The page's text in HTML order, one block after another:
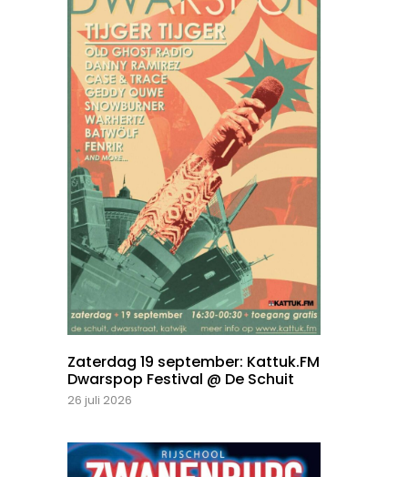
Zaterdag 19 september: Kattuk.FM
Dwarspop Festival @ De Schuit
26 juli 2026